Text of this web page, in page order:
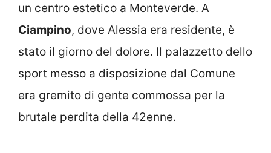
un centro estetico a Monteverde. A
Ciampino, dove Alessia era residente, è
stato il giorno del dolore. Il palazzetto dello
sport messo a disposizione dal Comune
era gremito di gente commossa per la
brutale perdita della 42enne.